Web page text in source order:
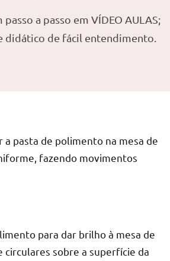
a passo em VÍDEO AULAS;
didático de fácil entendimento.
pasta de polimento na mesa de
fazendo movimentos
para dar brilho à mesa de
sobre a superfície da